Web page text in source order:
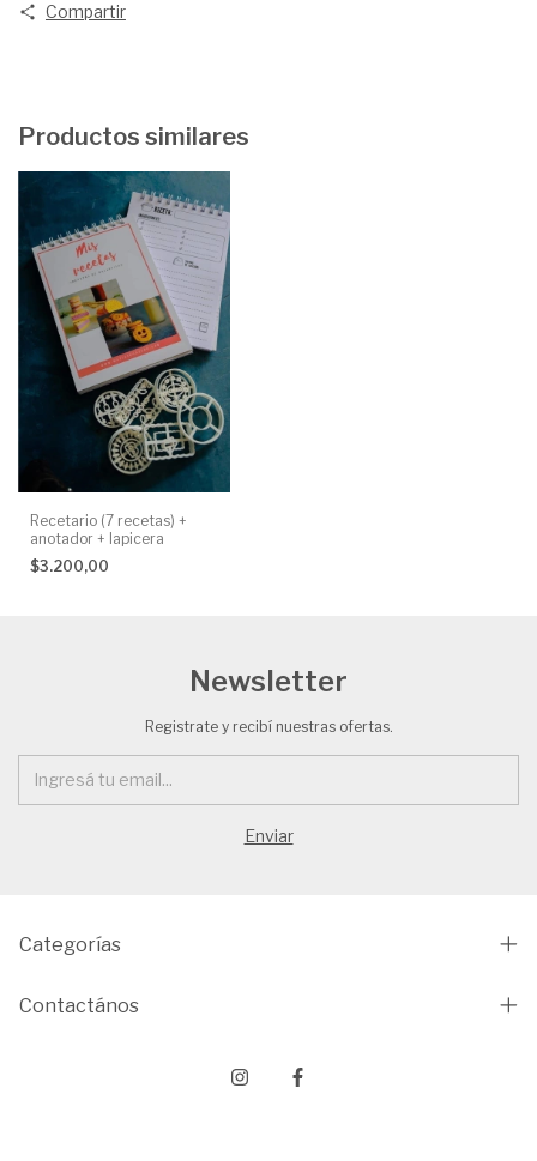
Compartir
Productos similares
Recetario (7 recetas) +
anotador + lapicera
$3.200,00
Newsletter
Registrate y recibí nuestras ofertas.
Categorías
Contactános